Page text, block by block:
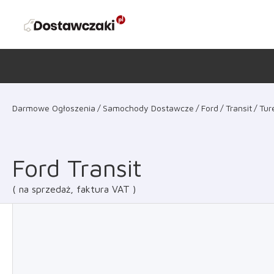
Darmowe Ogłoszenia Samochody Dostawcze Ford Transit
Ford Transit
na sprzedaż, faktura VAT